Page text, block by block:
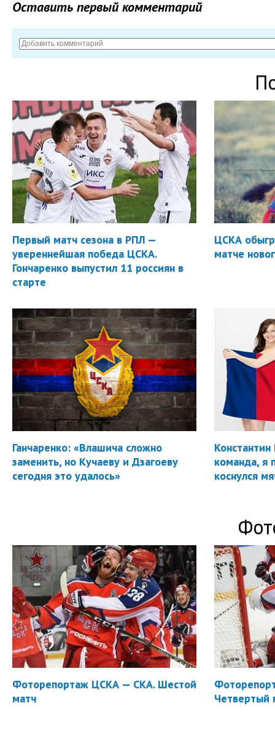
Оставить первый комментарий
Первый матч сезона в РПЛ —
увереннейшая победа ЦСКА.
Гончаренко выпустил 11 россиян в
старте
ЦСКА
матче
Ганчаренко: «Влашича сложно
заменить, но Кучаеву и Дзагоеву
сегодня это удалось»
Константин
команда, я
коснулся
Фоторепортаж ЦСКА — СКА. Шестой
матч
Четвертый